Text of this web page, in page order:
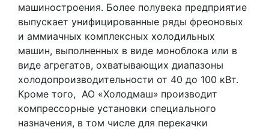
машиностроения. Более полувека предприятие
выпускает унифицированные ряды фреоновых
и аммиачных комплексных холодильных
машин, выполненных в виде моноблока или в
виде агрегатов, охватывающих диапазоны
холодопроизводительности от 40 до 100 кВт.
Кроме того, АО «Холодмаш» производит
компрессорные установки специального
назначения, в том числе для перекачки